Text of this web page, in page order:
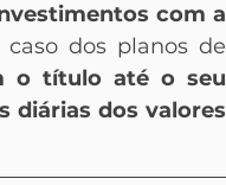
com a
dos planos de
o título até o seu
diárias dos valores